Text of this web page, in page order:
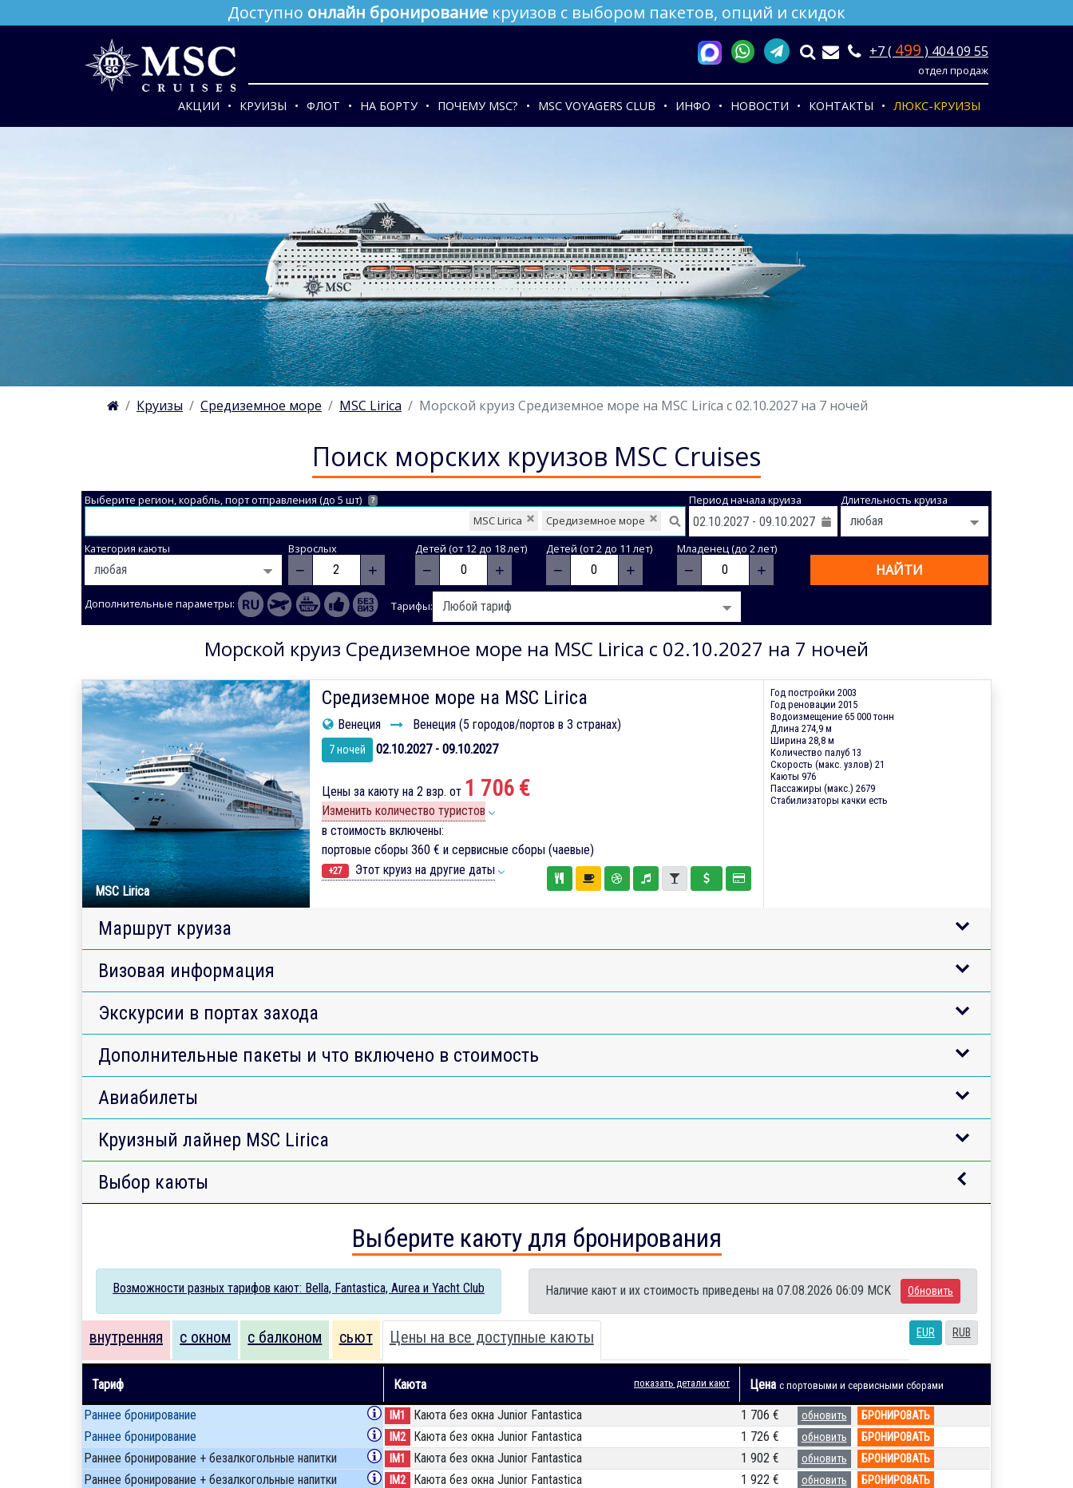
Доступно онлайн бронирование круизов с выбором пакетов, опций и скидок
+7 ( 499 ) 404 09 55
отдел продаж
АКЦИИ КРУИЗЫ ФЛОТ НА БОРТУ ПОЧЕМУ MSC? MSC VOYAGERS CLUB ИНФО НОВОСТИ КОНТАКТЫ ЛЮКС-КРУИЗЫ
Круизы Средиземное море MSC Lirica Морской круиз Средиземное море на MSC Lirica с 02.10.2027 на 7 ночей
Поиск морских круизов MSC Cruises
Выберите регион, корабль, порт отправления (до 5 шт) ?
Средиземное море
MSC Lirica
Период начала круиза Длительность круиза
Категория каюты Взрослых
− +
Детей (от 12 до 18 лет)
− +
Детей (от 2 до 11 лет)
− +
Младенец (до 2 лет)
− + НАЙТИ
Дополнительные параметры: Тарифы:
Морской круиз Средиземное море на MSC Lirica с 02.10.2027 на 7 ночей
MSC Lirica
Средиземное море на MSC Lirica
Венеция Венеция (5 городов/портов в 3 странах)
7 ночей 02.10.2027 - 09.10.2027
Цены за каюту на 2 взр. от 1 706 €
Изменить количество туристов
в стоимость включены:
портовые сборы 360 € и сервисные сборы (чаевые)
+27 Этот круиз на другие даты
Год постройки 2003
Год реновации 2015
Водоизмещение 65 000 тонн
Длина 274,9 м
Ширина 28,8 м
Количество палуб 13
Скорость (макс. узлов) 21
Каюты 976
Пассажиры (макс.) 2679
Стабилизаторы качки есть
Маршрут круиза
Визовая информация
Экскурсии в портах захода
Дополнительные пакеты и что включено в стоимость
Авиабилеты
Круизный лайнер MSC Lirica
Выбор каюты
Выберите каюту для бронирования
Возможности разных тарифов кают: Bella, Fantastica, Aurea и Yacht Club Наличие кают и их стоимость приведены на 07.08.2026 06:09 MCK Обновить
EUR RUB
внутренняя с окном с балконом сьют Цены на все доступные каюты
Тариф Каюта показать детали кают Цена с портовыми и сервисными сборами
Раннее бронирование IM1 Каюта без окна Junior Fantastica 1 706 € обновить БРОНИРОВАТЬ
Раннее бронирование IM2 Каюта без окна Junior Fantastica 1 726 € обновить БРОНИРОВАТЬ
Раннее бронирование + безалкогольные напитки IM1 Каюта без окна Junior Fantastica 1 902 € обновить БРОНИРОВАТЬ
Раннее бронирование + безалкогольные напитки IM2 Каюта без окна Junior Fantastica 1 922 € обновить БРОНИРОВАТЬ